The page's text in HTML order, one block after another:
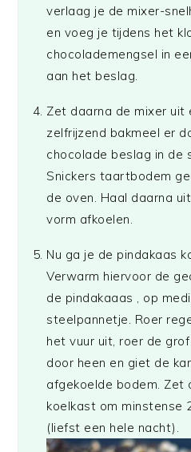
verlaag je de mixer-
en voeg je tijdens het
chocolademengsel in
aan het beslag.
Zet daarna de mixer uit
zelfrijzend bakmeel er
chocolade beslag in de
Snickers taartbodem
de oven. Haal daarna
vorm afkoelen.
Nu ga je de pindakaas
Verwarm hiervoor de
de pindakaaas , op
steelpannetje. Roer
het vuur uit, roer de
door heen en giet de
afgekoelde bodem. Zet
koelkast om minstense
(liefst een hele nacht).